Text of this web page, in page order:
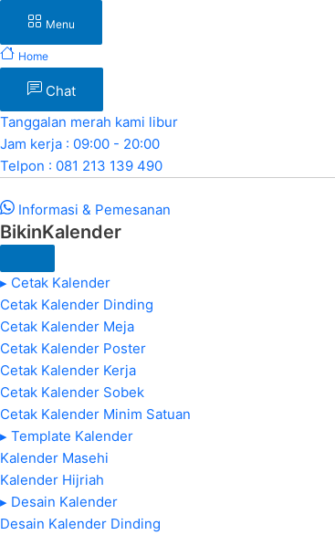
Menu
Home
Chat
Tanggalan merah kami libur
Jam kerja : 09:00 - 20:00
Telpon : 081 213 139 490
Informasi & Pemesanan
BikinKalender
▸ Cetak Kalender
Cetak Kalender Dinding
Cetak Kalender Meja
Cetak Kalender Poster
Cetak Kalender Kerja
Cetak Kalender Sobek
Cetak Kalender Minim Satuan
▸ Template Kalender
Kalender Masehi
Kalender Hijriah
▸ Desain Kalender
Desain Kalender Dinding